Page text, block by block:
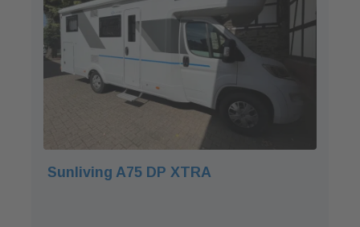
Sunliving A75 DP XTRA